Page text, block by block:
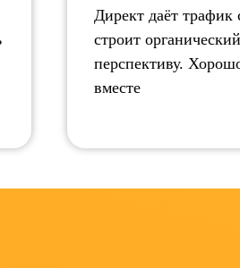
Директ даёт
строит
перспективу.
вместе